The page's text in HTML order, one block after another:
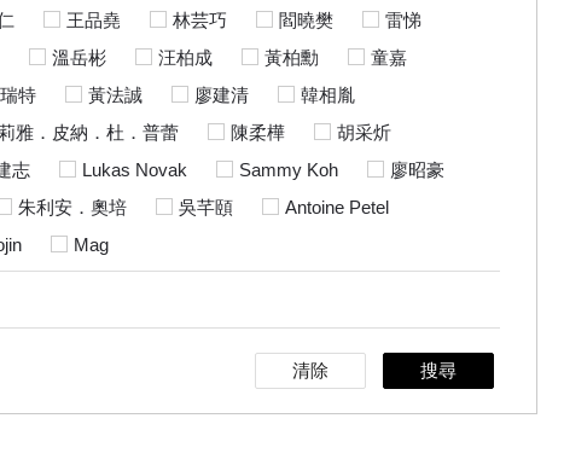
王品堯 林芸巧 閻曉樊
雷悌
溫岳彬 汪柏成 黃柏勳
童嘉
特 黃法誠 廖建清
韓相胤
雅．皮納．杜．普蕾 陳柔樺
胡采炘
志 Lukas Novak Sammy Koh
廖昭豪
朱利安．奧培 吳芊頤
Antoine Petel
Mag
清除 搜尋